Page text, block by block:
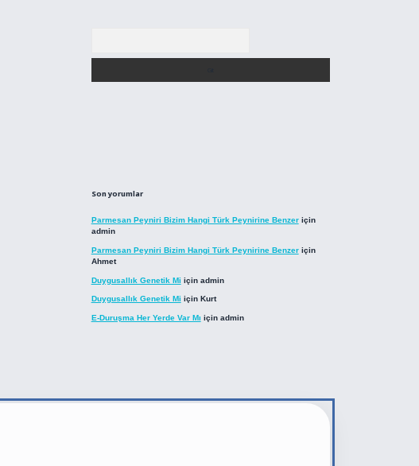
Son yorumlar
Parmesan Peyniri Bizim Hangi Türk Peynirine Benzeriçin
admin
Parmesan Peyniri Bizim Hangi Türk Peynirine Benzeriçin
Ahmet
Duygusallık Genetik Mi için admin
Duygusallık Genetik Mi için Kurt
E-Duruşma Her Yerde Var Mı için admin